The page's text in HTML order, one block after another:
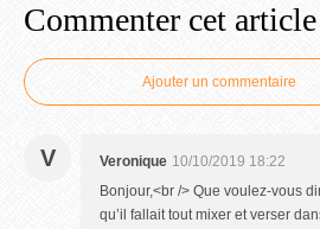
Commenter cet article
Ajouter un commentaire
V Veronique 10/10/2019 18:22
Bonjour,<br /> Que voulez-vous
qu’il fallait tout mixer et verser